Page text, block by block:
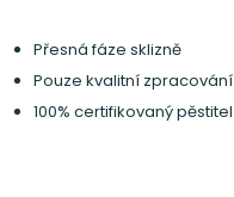
Přesná fáze sklizně
Pouze kvalitní zpracování
100% certifikovaný pěstitel